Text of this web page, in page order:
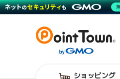
ショッピング